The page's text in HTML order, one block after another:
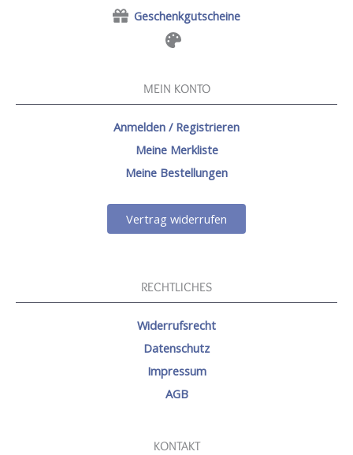
Geschenkgutscheine
MEIN KONTO
Anmelden / Registrieren
Meine Merkliste
Meine Bestellungen
Vertrag widerrufen
RECHTLICHES
Widerrufsrecht
Datenschutz
Impressum
AGB
KONTAKT